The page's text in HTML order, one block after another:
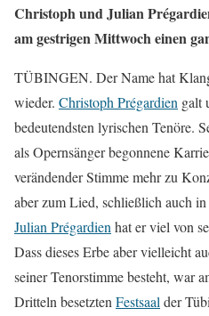
Christoph und Julian
am gestrigen Mittwoch einen
TÜBINGEN. Der Name hat
wieder. Christoph Prégardien galt
bedeutendsten lyrischen Tenöre.
als Opernsänger begonnene
verändender Stimme mehr zu
aber zum Lied, schließlich auch
Julian Prégardienhat er viel von
Dass dieses Erbe aber vielleicht
seiner Tenorstimme besteht, war
Dritteln besetztenFestsaalder